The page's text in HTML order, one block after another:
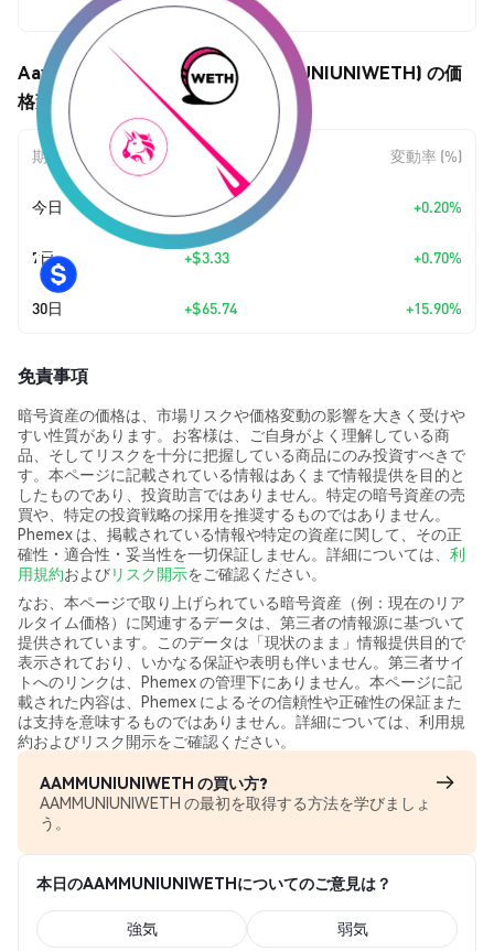
$479.20
Aave AMM UniUNIWETH (AAMMUNIUNIWETH) の価
格変動
期間 金額変動 変動率 (%)
今日 $0.956487 +0.20%
7日 +$3.33 +0.70%
30日 +$65.74 +15.90%
免責事項
暗号資産の価格は、市場リスクや価格変動の影響を大きく受けや
すい性質があります。お客様は、ご自身がよく理解している商
品、そしてリスクを十分に把握している商品にのみ投資すべきで
す。本ページに記載されている情報はあくまで情報提供を目的と
したものであり、投資助言ではありません。特定の暗号資産の売
買や、特定の投資戦略の採用を推奨するものではありません。
Phemex は、掲載されている情報や特定の資産に関して、その正
確性・適合性・妥当性を一切保証しません。詳細については、 利
用規約およびリスク開示をご確認ください。
なお、本ページで取り上げられている暗号資産（例：現在のリア
ルタイム価格）に関連するデータは、第三者の情報源に基づいて
提供されています。このデータは「現状のまま」情報提供目的で
表示されており、いかなる保証や表明も伴いません。第三者サイ
トへのリンクは、Phemex の管理下にありません。本ページに記
載された内容は、Phemex によるその信頼性や正確性の保証また
は支持を意味するものではありません。詳細については、利用規
約およびリスク開示をご確認ください。
AAMMUNIUNIWETH の買い方?
AAMMUNIUNIWETH の最初を取得する方法を学びましょ
う。
本日のAAMMUNIUNIWETHについてのご意見は？
強気 弱気